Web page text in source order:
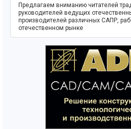
Предлагаем вниманию читателей
руководителей ведущих
производителей различных САПР,
отечественном рынке